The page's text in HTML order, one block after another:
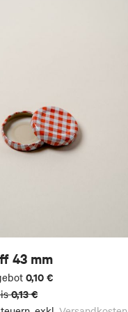
43 mm
0,10 €
0,13 €